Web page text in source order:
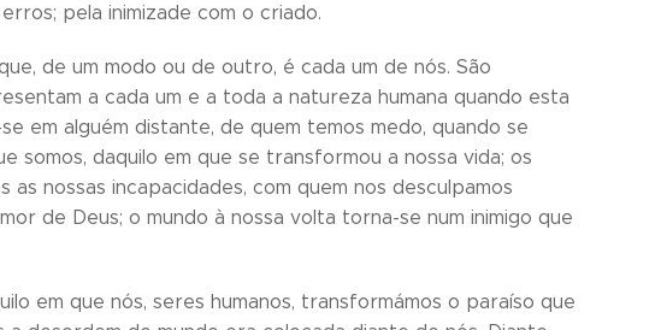
pela inimizade com o criado.
de um modo ou de outro, é cada um de nós. São
a cada um e a toda a natureza humana quando esta
em alguém distante, de quem temos medo, quando se
daquilo em que se transformou a nossa vida; os
nossas incapacidades, com quem nos desculpamos
de Deus; o mundo à nossa volta torna-se num inimigo que
em que nós, seres humanos, transformámos o paraíso que